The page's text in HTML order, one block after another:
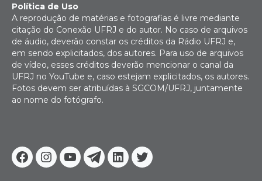
Facebook
Instagram
YoutubeTelegram
Linkedin
Twitter
Política de Uso
A reprodução de matérias e fotografias é livre mediante
citação do Conexão UFRJ e do autor. No caso de arquivos
de áudio, deverão constar os créditos da Rádio UFRJ e,
em sendo explicitados, dos autores. Para uso de arquivos
de vídeo, esses créditos deverão mencionar o canal da
UFRJ no YouTube e, caso estejam explicitados, os autores.
Fotos devem ser atribuídas à SGCOM/UFRJ, juntamente
ao nome do fotógrafo.